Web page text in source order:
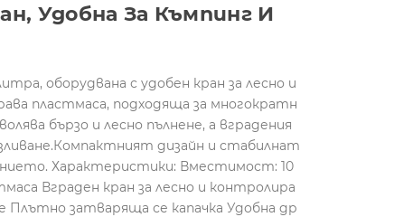
Удобна За Къмпинг И
оборудвана с удобен кран за лесно и
пластмаса, подходяща за многократн
бързо и лесно пълнене, а вградения
дизайн и стабилнат
Характеристики: Вместимост: 10
Вграден кран за лесно и контролира
Плътно затваряща се капачка Удобна др